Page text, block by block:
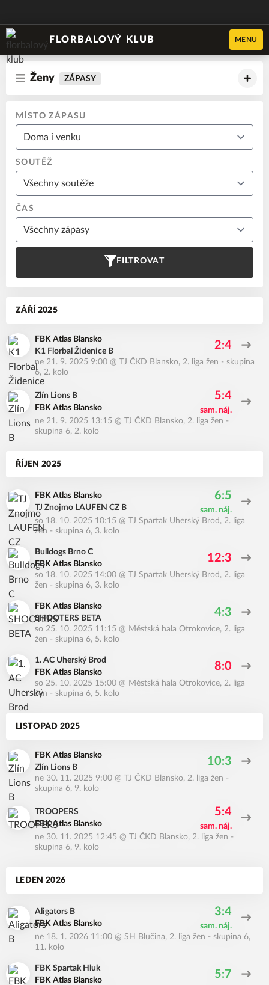
FLORBALOVÝ KLUB MENU
Ženy ZÁPASY
MÍSTO ZÁPASU
SOUTĚŽ
ČAS
FILTROVAT
ZÁŘÍ 2025
FBK Atlas Blansko
K1 Florbal Židenice B
2:4
ne 21. 9. 2025 9:00 @ TJ ČKD Blansko, 2. liga žen - skupina
6, 2. kolo
Zlín Lions B
FBK Atlas Blansko
5:4
sam. náj.
ne 21. 9. 2025 13:15 @ TJ ČKD Blansko, 2. liga žen -
skupina 6, 2. kolo
ŘÍJEN 2025
FBK Atlas Blansko
TJ Znojmo LAUFEN CZ B
6:5
sam. náj.
so 18. 10. 2025 10:15 @ TJ Spartak Uherský Brod , 2. liga
žen - skupina 6, 3. kolo
Bulldogs Brno C
FBK Atlas Blansko
12:3
so 18. 10. 2025 14:00 @ TJ Spartak Uherský Brod , 2. liga
žen - skupina 6, 3. kolo
FBK Atlas Blansko
SHOOTERS BETA
4:3
so 25. 10. 2025 11:15 @ Městská hala Otrokovice, 2. liga
žen - skupina 6, 5. kolo
1. AC Uherský Brod
FBK Atlas Blansko
8:0
so 25. 10. 2025 15:00 @ Městská hala Otrokovice, 2. liga
žen - skupina 6, 5. kolo
LISTOPAD 2025
FBK Atlas Blansko
Zlín Lions B
10:3
ne 30. 11. 2025 9:00 @ TJ ČKD Blansko, 2. liga žen -
skupina 6, 9. kolo
TROOPERS
FBK Atlas Blansko
5:4
sam. náj.
ne 30. 11. 2025 12:45 @ TJ ČKD Blansko, 2. liga žen -
skupina 6, 9. kolo
LEDEN 2026
Aligators B
FBK Atlas Blansko
3:4
sam. náj.
ne 18. 1. 2026 11:00 @ SH Blučina, 2. liga žen - skupina 6,
11. kolo
FBK Spartak Hluk
FBK Atlas Blansko
5:7